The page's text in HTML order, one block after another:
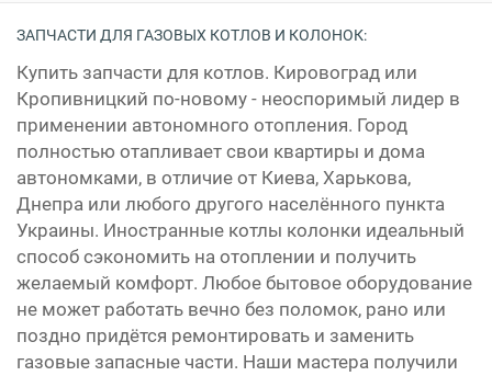
ЗАПЧАСТИ ДЛЯ ГАЗОВЫХ КОТЛОВ И КОЛОНОК:
Купить запчасти для котлов. Кировоград или
Кропивницкий по-новому - неоспоримый лидер в
применении автономного отопления. Город
полностью отапливает свои квартиры и дома
автономками, в отличие от Киева, Харькова,
Днепра или любого другого населённого пункта
Украины. Иностранные котлы колонки идеальный
способ сэкономить на отоплении и получить
желаемый комфорт. Любое бытовое оборудование
не может работать вечно без поломок, рано или
поздно придётся ремонтировать и заменить
газовые запасные части. Наши мастера получили